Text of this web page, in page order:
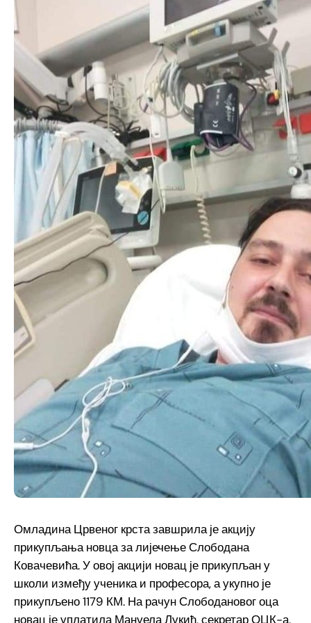
Омладина Црвеног крста завшрила је акцију
прикупљања новца за лијечење Слободана
Ковачевића. У овој акцији новац је прикупљан у
школи између ученика и професора, а укупно је
прикупљено 1179 КМ. На рачун Слободановог оца
новац је уплатила Мануела Лукић, секретар ОЦК-а.